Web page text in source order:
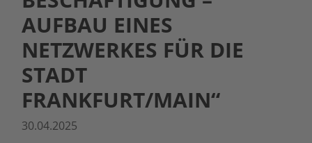
AUFBAU EINES
NETZWERKES FÜR DIE
STADT
FRANKFURT/MAIN“
30.04.2025